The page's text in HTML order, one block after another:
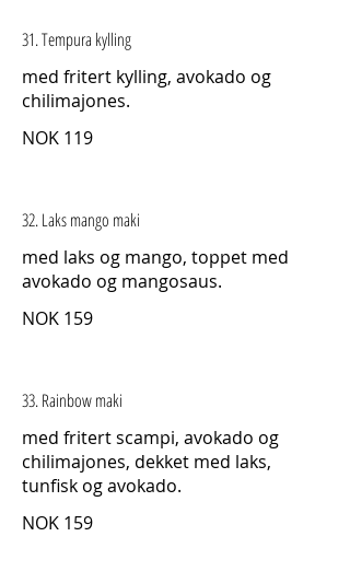
31. Tempura kylling
med fritert kylling, avokado og
chilimajones.
NOK 119
32. Laks mango maki
med laks og mango, toppet med
avokado og mangosaus.
NOK 159
33. Rainbow maki
med fritert scampi, avokado og
chilimajones, dekket med laks,
tunfisk og avokado.
NOK 159